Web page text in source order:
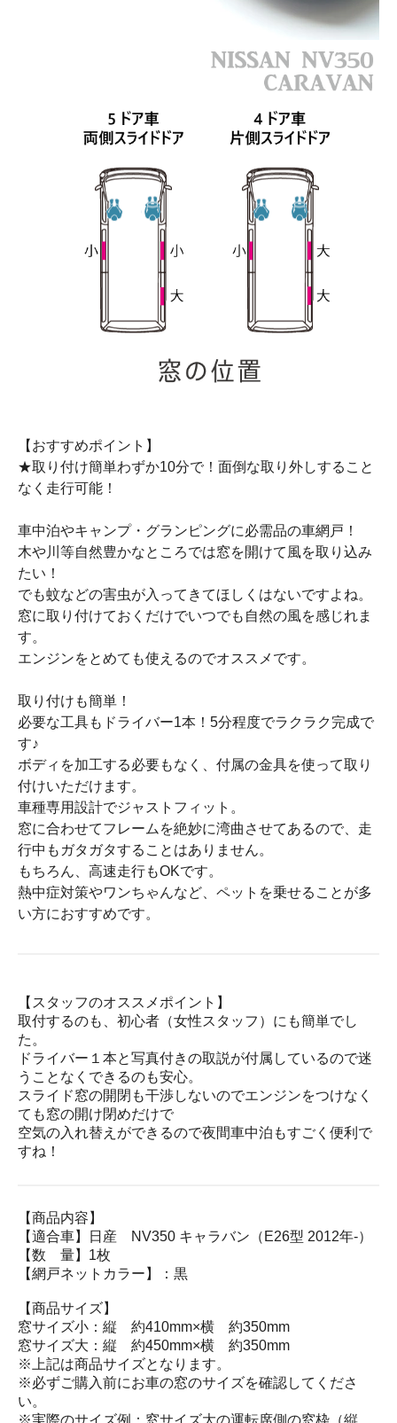
【おすすめポイント】
★取り付け簡単わずか10分で！面倒な取り外しすること
なく走行可能！
車中泊やキャンプ・グランピングに必需品の車網戸！
木や川等自然豊かなところでは窓を開けて風を取り込み
たい！
でも蚊などの害虫が入ってきてほしくはないですよね。
窓に取り付けておくだけでいつでも自然の風を感じれま
す。
エンジンをとめても使えるのでオススメです。
取り付けも簡単！
必要な工具もドライバー1本！5分程度でラクラク完成で
す♪
ボディを加工する必要もなく、付属の金具を使って取り
付けいただけます。
車種専用設計でジャストフィット。
窓に合わせてフレームを絶妙に湾曲させてあるので、走
行中もガタガタすることはありません。
もちろん、高速走行もOKです。
熱中症対策やワンちゃんなど、ペットを乗せることが多
い方におすすめです。
【スタッフのオススメポイント】
取付するのも、初心者（女性スタッフ）にも簡単でし
た。
ドライバー１本と写真付きの取説が付属しているので迷
うことなくできるのも安心。
スライド窓の開閉も干渉しないのでエンジンをつけなく
ても窓の開け閉めだけで
空気の入れ替えができるので夜間車中泊もすごく便利で
すね！
【商品内容】
【適合車】日産 NV350 キャラバン（E26型 2012年-）
【数 量】1枚
【網戸ネットカラー】：黒
【商品サイズ】
窓サイズ小：縦 約410mm×横 約350mm
窓サイズ大：縦 約450mm×横 約350mm
※上記は商品サイズとなります。
※必ずご購入前にお車の窓のサイズを確認してくださ
い。
※実際のサイズ例：窓サイズ大の運転席側の窓枠（縦